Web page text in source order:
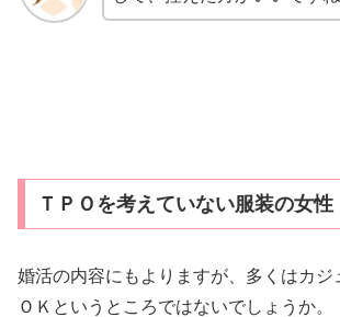
ＴＰＯを考えていない服装の女性
婚活の内容にもよりますが、多くはカジ
ＯＫというところではないでしょうか。